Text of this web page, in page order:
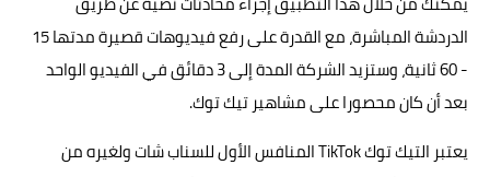
الدردشة المباشرة، مع القدرة على رفع فيديوهات قصيرة مدتها 15
- 60 ثانية، وستزيد الشركة المدة إلى 3 دقائق في الفيديو الواحد
بعد أن كان محصورا على مشاهير تيك توك.
يعتبر التيك توك TikTok المنافس الأول للسناب شات ولغيره من